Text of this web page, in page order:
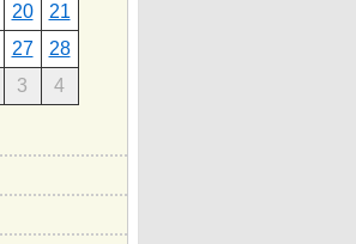
20
21
27
28
3 4